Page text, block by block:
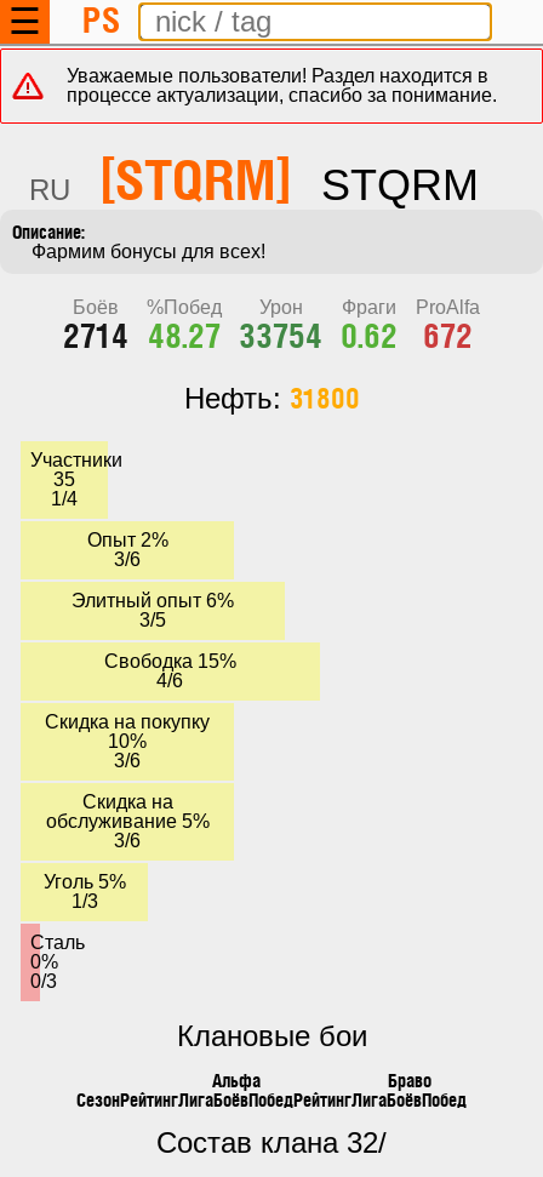
☰ PS
Уважаемые пользователи! Раздел находится в
процессе актуализации, спасибо за понимание.
RU [STQRM] STQRM
    Фармим бонусы для всех!
Боёв
2714
%Побед
48.27
Урон
33754
Фраги
0.62
ProAlfa
672
Нефть: 31800
Участники
35
1/4
Опыт 2%
3/6
Элитный опыт 6%
3/5
Свободка 15%
4/6
Скидка на покупку
10%
3/6
Скидка на
обслуживание 5%
3/6
Уголь 5%
1/3
Сталь
0%
0/3
Клановые бои
Альфа Браво
СезонРейтингЛигаБоёвПобедРейтингЛигаБоёвПобед
Состав клана 32/